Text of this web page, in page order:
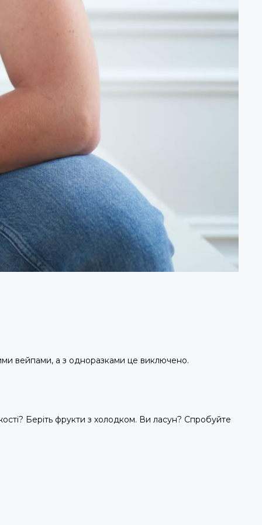
вейпами, а з одноразками це виключено.
Беріть фрукти з холодком. Ви ласун? Спробуйте